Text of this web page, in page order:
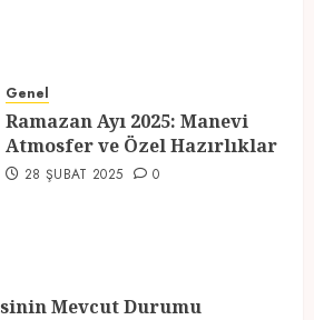
Atmosfer ve Özel Hazırlıklar
28 ŞUBAT 2025 0
Genel
Ramazan Ayı 2025: Manevi
Atmosfer ve Özel Hazırlıklar
28 ŞUBAT 2025 0
Mevcut Durumu